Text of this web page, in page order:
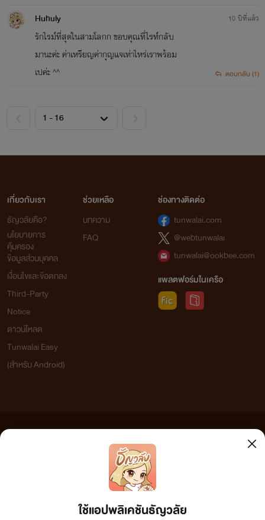
Huhuly
รักไรม์ที่สุดในสามโลกก ขอบคุณที่ไรท์กลับ
มานะค่ะ ค่าเหรียญค่ากุญแจเท่าไหร่เราพร้อม
เปค่ะ ^^
10 ปีที่แล้ว
ตอบกลับ (1)
ใช้แอปพลิเคชันธัญวลัย
เกี่ยวกับเรา
ธัญวลัยคือ?
นโยบายการ
คุ้มครอง
ข้อมูลส่วนบุคคล
เงื่อนไขและข้อตกลง
Third-Party
Notice
ดาวน์โหลด
Tunwalai Easy
(สำหรับ Android)
ช่วยเหลือ
บทความ
FAQ
ช่องทางติดต่อ
tunwalai.com
@webtunwalai
tunwalai@ookbee.com
แพลตฟอร์มในเครือ
เว็บไซต์แห่งนี้ไม่ได้เห็นด้วยและไม่ขอรับผิดชอบต่อข้อความใดๆ ทั้งสิ้น ดังนั้นผู้อ่านทุกท่านโปรดใช้
วิจารณญาณในการกลั่นกรองด้วยตนเอง และหากท่านพบข้อความใดๆ ที่ขัดต่อกฎหมายและศีลธรรม
กรุณาแจ้งมาที่ tunwalai@ookbee.com เพื่อทีมงานจะได้ดำเนินการในทันที ทั้งนี้ ทางเว็บไซต์ขอสงวน
ลิขสิทธิ์ตามพระราชบัญญัติลิขสิทธิ์ (ฉบับเพิ่มเติม) พ.ศ.2558